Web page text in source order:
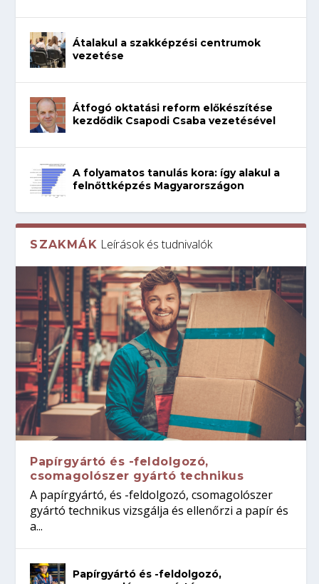
Átalakul a szakképzési centrumok
vezetése
Átfogó oktatási reform előkészítése
kezdődik Csapodi Csaba vezetésével
A folyamatos tanulás kora: így alakul a
felnőttképzés Magyarországon
SZAKMÁK Leírások és tudnivalók
Papírgyártó és -feldolgozó,
csomagolószer gyártó technikus
A papírgyártó, és -feldolgozó, csomagolószer
gyártó technikus vizsgálja és ellenőrzi a papír és
a...
Papírgyártó és -feldolgozó,